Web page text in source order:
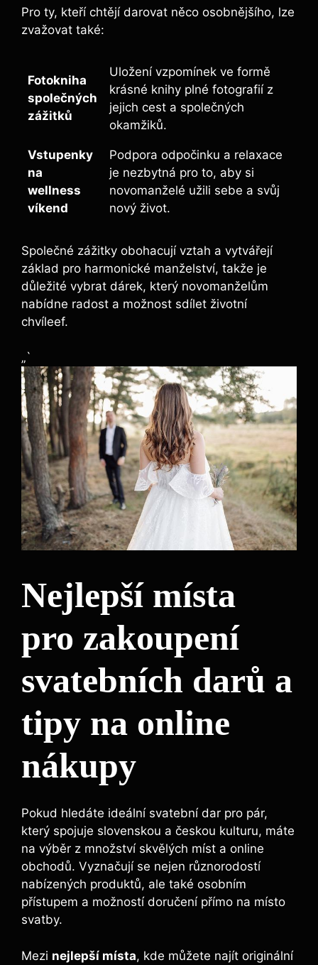
Pro ty, kteří chtějí darovat něco osobnějšího, lze
zvažovat také:
Fotokniha
společných
zážitků
Uložení vzpomínek ve formě
krásné knihy plné fotografií z
jejich cest a společných
okamžiků.
Vstupenky
na
wellness
víkend
Podpora odpočinku a relaxace
je nezbytná pro to, aby si
novomanželé užili sebe a svůj
nový život.
Společné zážitky obohacují vztah a vytvářejí
základ pro harmonické manželství, takže je
důležité vybrat dárek, který novomanželům
nabídne radost a možnost sdílet životní
chvíleef.
„`
Nejlepší místa
pro zakoupení
svatebních darů a
tipy na online
nákupy
Pokud hledáte ideální svatební dar pro pár,
který spojuje slovenskou a českou kulturu, máte
na výběr z množství skvělých míst a online
obchodů. Vyznačují se nejen různorodostí
nabízených produktů, ale také osobním
přístupem a možností doručení přímo na místo
svatby.
Mezi nejlepší místa, kde můžete najít originální